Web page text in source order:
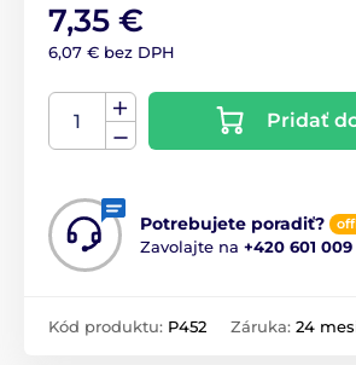
7,35 €
6,07 € bez DPH
Pridať
Potrebujete poradiť?
Zavolajte na +420 601 009
Kód produktu: P452 Záruka: 24